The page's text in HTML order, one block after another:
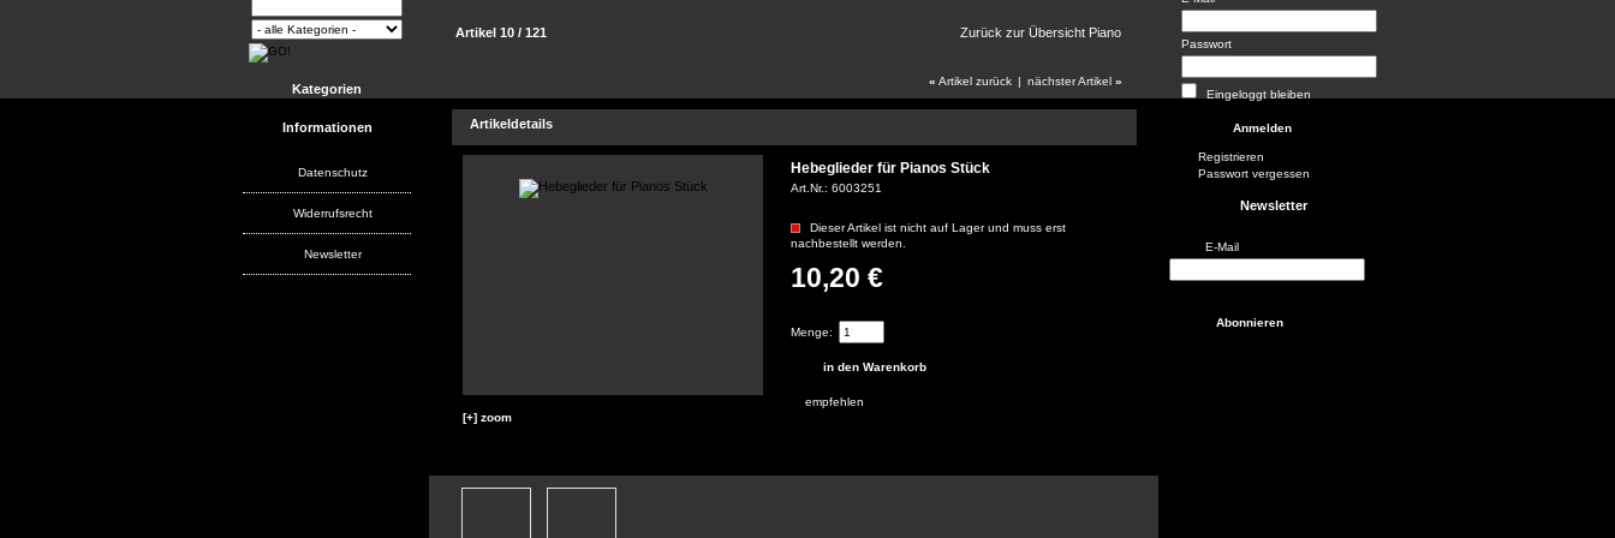
Kategorien
Informationen
Datenschutz
Widerrufsrecht
Newsletter
Passwort
Eingeloggt bleiben
Registrieren
Passwort vergessen
Newsletter
E-Mail
Artikel 10 / 121 Zurück zur Übersicht Piano
« Artikel zurück | nächster Artikel »
Artikeldetails
Hebeglieder für Pianos Stück
Art.Nr.: 6003251
[+] zoom
Dieser Artikel ist nicht auf Lager und muss erst
nachbestellt werden.
10,20 €
Menge:
empfehlen